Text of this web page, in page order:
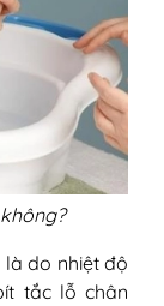
do nhiệt độ
tắc lỗ chân